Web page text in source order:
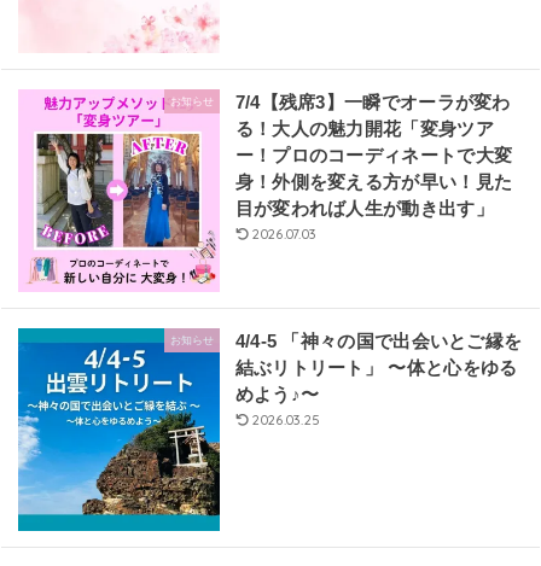
お知らせ
7/4【残席3】一瞬でオーラが変わ
る！大人の魅力開花「変身ツア
ー！プロのコーディネートで大変
身！外側を変える方が早い！見た
目が変われば人生が動き出す」
2026.07.03
お知らせ
4/4-5 「神々の国で出会いとご縁を
結ぶリトリート」 〜体と心をゆる
めよう♪〜
2026.03.25